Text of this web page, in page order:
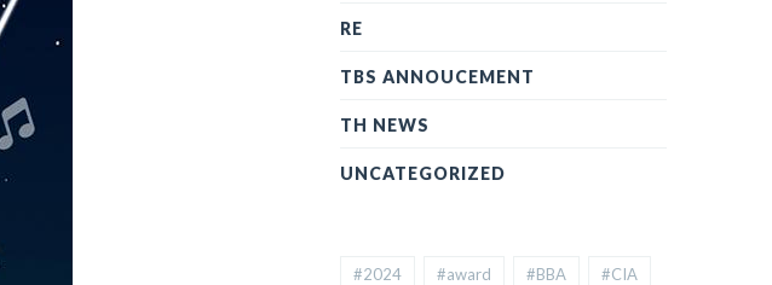
RE
TBS ANNOUCEMENT
TH NEWS
UNCATEGORIZED
#2024 #award #BBA #CIA